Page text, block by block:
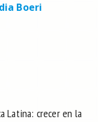
Boeri
Latina: crecer en la